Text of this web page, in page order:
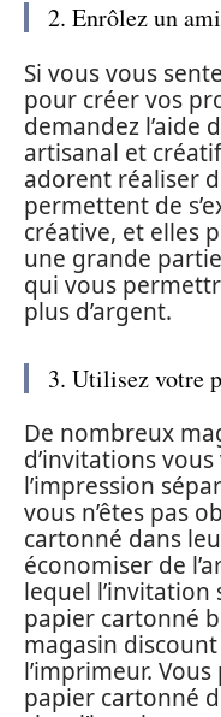
2. Enrôlez un
Si vous vous
pour créer vos
demandez l’aide
artisanal et
adorent réaliser
permettent de
créative, et elles
une grande
qui vous
plus d’argent.
3. Utilisez votre
De nombreux
d’invitations
l’impression
vous n’êtes pas
cartonné dans
économiser de
lequel
papier cartonné
magasin
l’imprimeur.
papier cartonné